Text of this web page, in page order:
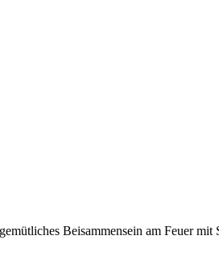
Beisammensein am Feuer